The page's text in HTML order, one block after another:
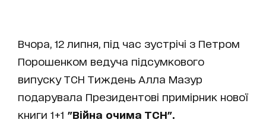
Вчора, 12 липня, під час зустрічі з Петром
Порошенком ведуча підсумкового
випуску ТСН Тиждень Алла Мазур
подарувала Президентові примірник нової
книги 1+1 "Війна очима ТСН".